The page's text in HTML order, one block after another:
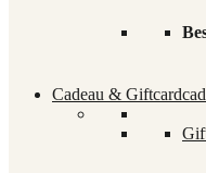
Cadeau & Giftcard